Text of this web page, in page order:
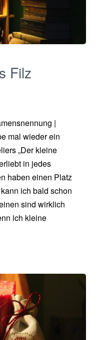
Filz
|
mal wieder ein
„Der kleine
in jedes
haben einen Platz
ich bald schon
sind wirklich
ich kleine